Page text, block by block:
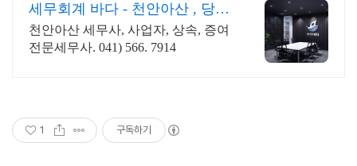
세무회계 바다 - 천안아산 , 당신
의 친절한 절세파트너
천안아산 세무사, 사업자, 상속, 증여
전문세무사. 041) 566. 7914
1 구독하기